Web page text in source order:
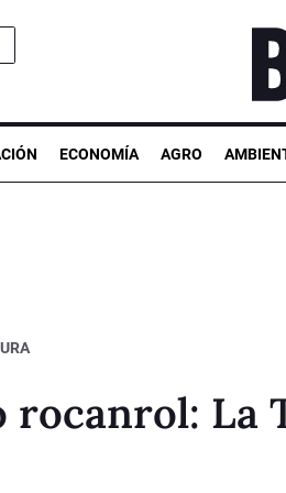
ECONOMÍA AGRO
rocanrol: La